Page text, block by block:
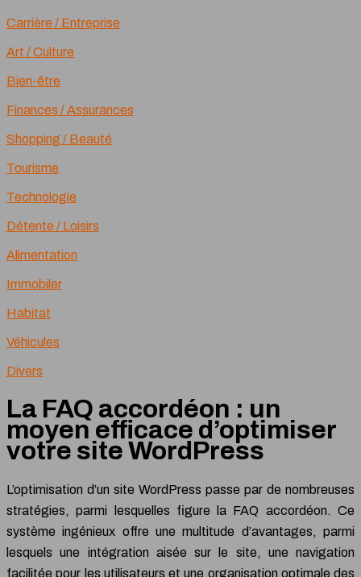
Carrière / Entreprise
Art / Culture
Bien-être
Finances / Assurances
Shopping / Beauté
Tourisme
Technologie
Détente / Loisirs
Alimentation
Immobiler
Habitat
Véhicules
Divers
La FAQ accordéon : un
moyen efficace d’optimiser
votre site WordPress
L’optimisation d’un site WordPress passe par de nombreuses
stratégies, parmi lesquelles figure la FAQ accordéon. Ce
système ingénieux offre une multitude d’avantages, parmi
lesquels une intégration aisée sur le site, une navigation
facilitée pour les utilisateurs et une organisation optimale des